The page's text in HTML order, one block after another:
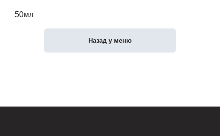
50мл
Назад у меню